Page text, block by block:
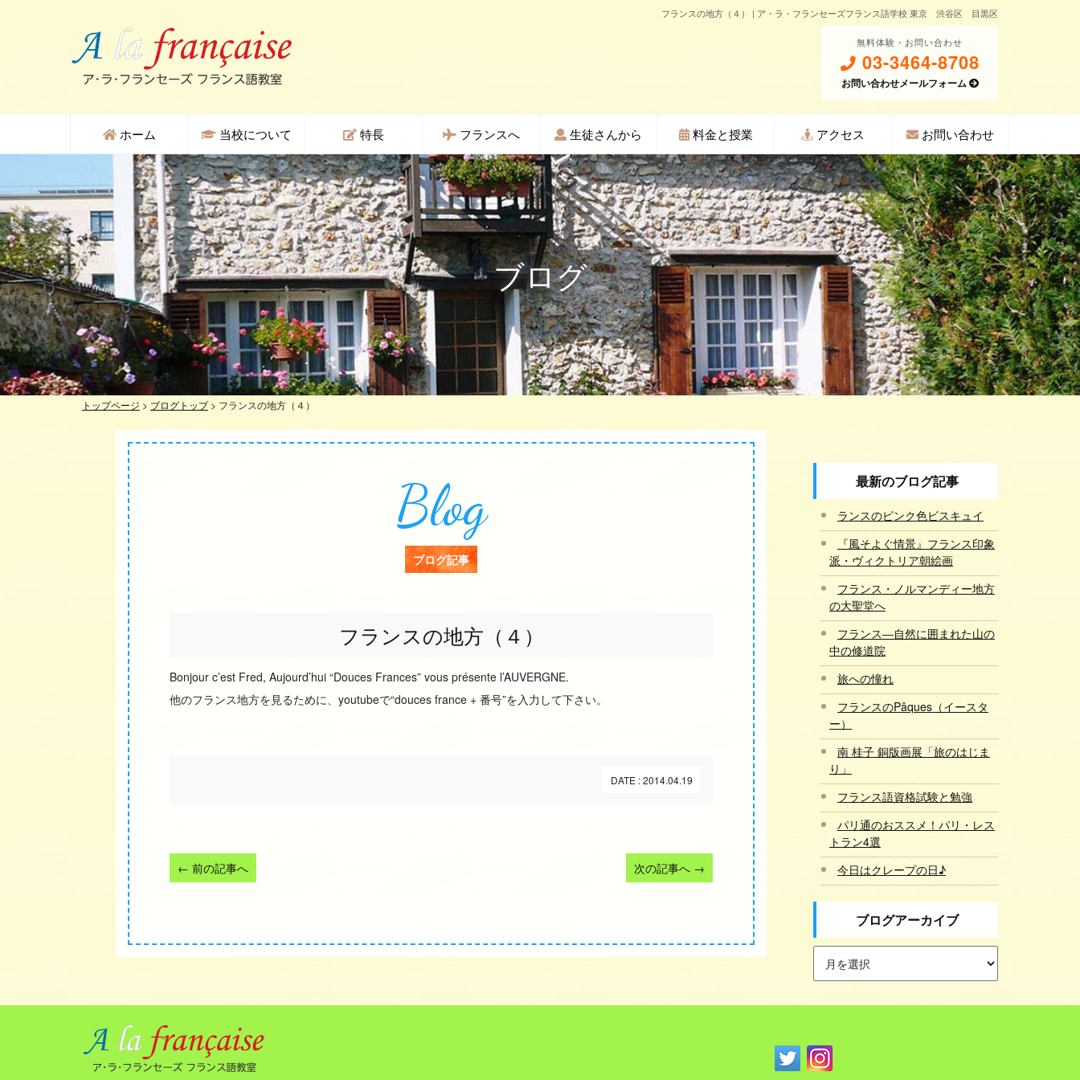
フランスの地方（４） | ア・ラ・フランセーズフランス語学校 東京 渋谷区 目黒区
無料体験・お問い合わせ
03-3464-8708
お問い合わせメールフォーム
ホーム 当校について 特長 フランスへ 生徒さんから 料金と授業 アクセス お問い合わせ
ブログ
トップページ > ブログトップ> フランスの地方（４）
Blog
ブログ記事
フランスの地方（４）
Bonjour c’est Fred, Aujourd’hui “Douces Frances” vous présente l’AUVERGNE.
他のフランス地方を見るために、youtubeで“douces france + 番号”を入力して下さい。
DATE : 2014.04.19
← 前の記事へ 次の記事へ →
最新のブログ記事
ランスのピンク色ビスキュイ
『風そよぐ情景』フランス印象
派・ヴィクトリア朝絵画
フランス・ノルマンディー地方
の大聖堂へ
フランス―自然に囲まれた山の
中の修道院
旅への憧れ
フランスのPâques（イースタ
ー）
南 桂子 銅版画展「旅のはじま
り」
フランス語資格試験と勉強
パリ通のおススメ！パリ・レス
トラン4選
今日はクレープの日♪
ブログアーカイブ